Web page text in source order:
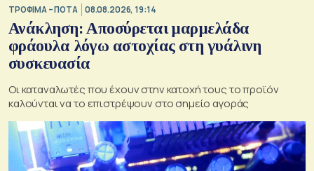
ΤΡΟΦΙΜΑ – ΠΟΤΑ 08.08.2026, 19:14
Ανάκληση: Αποσύρεται μαρμελάδα
φράουλα λόγω αστοχίας στη γυάλινη
συσκευασία
Οι καταναλωτές που έχουν στην κατοχή τους το προϊόν
καλούνται να το επιστρέψουν στο σημείο αγοράς